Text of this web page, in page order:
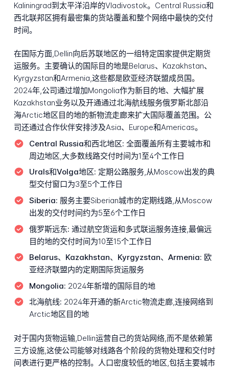
Kaliningrad到太平洋沿岸的Vladivostok。Central Russia和
西北联邦区拥有最密集的货站覆盖和整个网络中最快的交付
时间。
在国际方面,Dellin向后苏联地区的一组特定国家提供定期货
运服务。主要确认的国际目的地是Belarus、Kazakhstan、
Kyrgyzstan和Armenia,这些都是欧亚经济联盟成员国。
2024年,公司通过增加Mongolia作为新目的地、大幅扩展
Kazakhstan业务以及开通通过北海航线服务俄罗斯北部沿
海Arctic地区目的地的新物流走廊来扩大国际覆盖范围。公
司还通过合作伙伴安排涉及Asia、Europe和Americas。
Central Russia和西北地区: 全面覆盖所有主要城市和
周边地区,大多数线路交付时间为1至4个工作日
Urals和Volga地区: 定期公路服务,从Moscow出发的典
型交付窗口为3至5个工作日
Siberia: 服务主要Siberian城市的定期线路,从Moscow
出发的交付时间约为5至6个工作日
俄罗斯远东: 通过航空货运和多式联运服务连接,最偏远
目的地的交付时间为10至15个工作日
Belarus、Kazakhstan、Kyrgyzstan、Armenia: 欧
亚经济联盟内的定期国际货运服务
Mongolia: 2024年新增的国际目的地
北海航线: 2024年开通的新Arctic物流走廊,连接网络到
Arctic地区目的地
对于国内货物运输,Dellin运营自己的货站网络,而不是依赖第
三方设施,这使公司能够对线路各个阶段的货物处理和交付时
间表进行更严格的控制。人口密度较低的地区,包括主要城市